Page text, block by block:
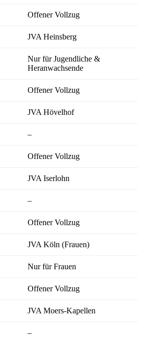
Offener Vollzug
JVA Heinsberg
Nur für Jugendliche &
Heranwachsende
Offener Vollzug
JVA Hövelhof
–
Offener Vollzug
JVA Iserlohn
–
Offener Vollzug
JVA Köln (Frauen)
Nur für Frauen
Offener Vollzug
JVA Moers-Kapellen
–